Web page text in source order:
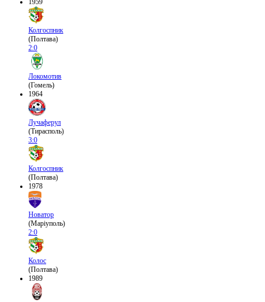
1959
Колгоспник
(Полтава)
2:0
Локомотив
(Гомель)
1964
Лучаферул
(Тирасполь)
3:0
Колгоспник
(Полтава)
1978
Новатор
(Маріуполь)
2:0
Колос
(Полтава)
1989